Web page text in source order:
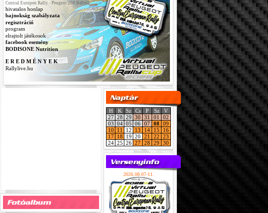
Central Europen Rally - Peugeot 208 Rally4
hivatalos honlap
bajnokság szabályzata
regisztráció
program
elrajtolt játékosok
facebook esemény
BODISONE Nutrition
E R E D M É N Y E K
Rallylive.hu
H K Sz Cs P Sz
V
27 28 29 30 31 01
02
03 04 05 06 07 08 09
10
11 12 13 14 15
16
17
18 19 20 21 22
23
24 25 26 27 28 29 30
2026.08.07-11.